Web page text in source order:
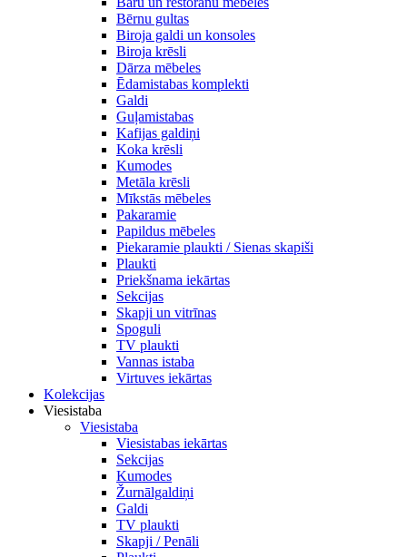
Bērnu gultas
Biroja galdi un konsoles
Biroja krēsli
Dārza mēbeles
Ēdamistabas komplekti
Galdi
Guļamistabas
Kafijas galdiņi
Koka krēsli
Kumodes
Metāla krēsli
Mīkstās mēbeles
Pakaramie
Papildus mēbeles
Piekaramie plaukti / Sienas skapiši
Plaukti
Priekšnama iekārtas
Sekcijas
Skapji un vitrīnas
Spoguli
TV plaukti
Vannas istaba
Virtuves iekārtas
Kolekcijas
Viesistaba
Viesistaba
Viesistabas iekārtas
Sekcijas
Kumodes
Žurnālgaldiņi
Galdi
TV plaukti
Skapji / Penāli